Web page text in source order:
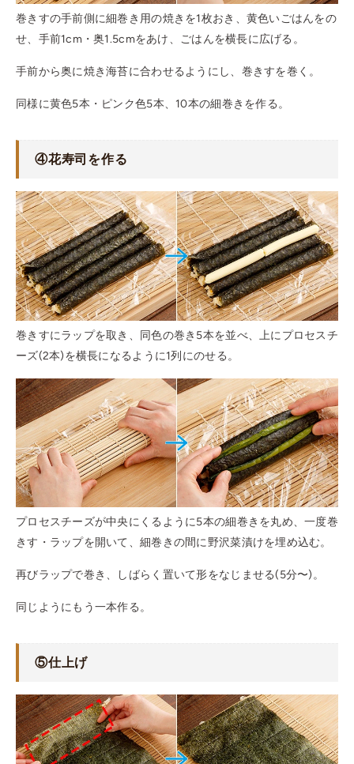
巻きすの手前側に細巻き用の焼きを1枚おき、黄色いごはんをの
せ、手前1cm・奥1.5cmをあけ、ごはんを横長に広げる。
手前から奥に焼き海苔に合わせるようにし、巻きすを巻く。
同様に黄色5本・ピンク色5本、10本の細巻きを作る。
④花寿司を作る
巻きすにラップを取き、同色の巻き5本を並べ、上にプロセスチ
ーズ(2本)を横長になるように1列にのせる。
プロセスチーズが中央にくるように5本の細巻きを丸め、一度巻
きす・ラップを開いて、細巻きの間に野沢菜漬けを埋め込む。
再びラップで巻き、しばらく置いて形をなじませる(5分〜)。
同じようにもう一本作る。
⑤仕上げ